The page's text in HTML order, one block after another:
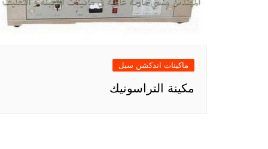
ماكينات اندكشن سيل
مكينة التراسونيك